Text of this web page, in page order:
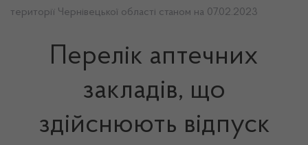
території Чернівецької області станом на 07.02.2023
Перелік аптечних
закладів, що
здійснюють відпуск